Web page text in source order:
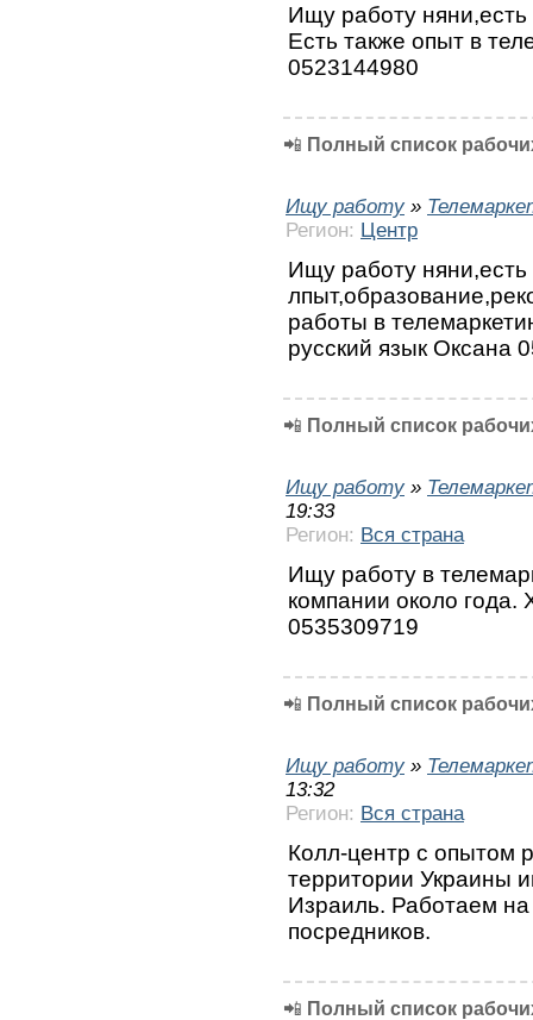
Ищу работу
Есть также опыт в
0523144980
📲 Полный список
Ищу работу »
Регион: Центр
Ищу работу няни,есть
работы в
русский язык Оксана
📲 Полный список
Ищу работу »
19:33
Регион: Вся страна
Ищу работу в
компании около
0535309719
📲 Полный список
Ищу работу »
13:32
Регион: Вся страна
Колл-центр с опытом
территории Украины
Израиль. Работаем
посредников.
📲 Полный список